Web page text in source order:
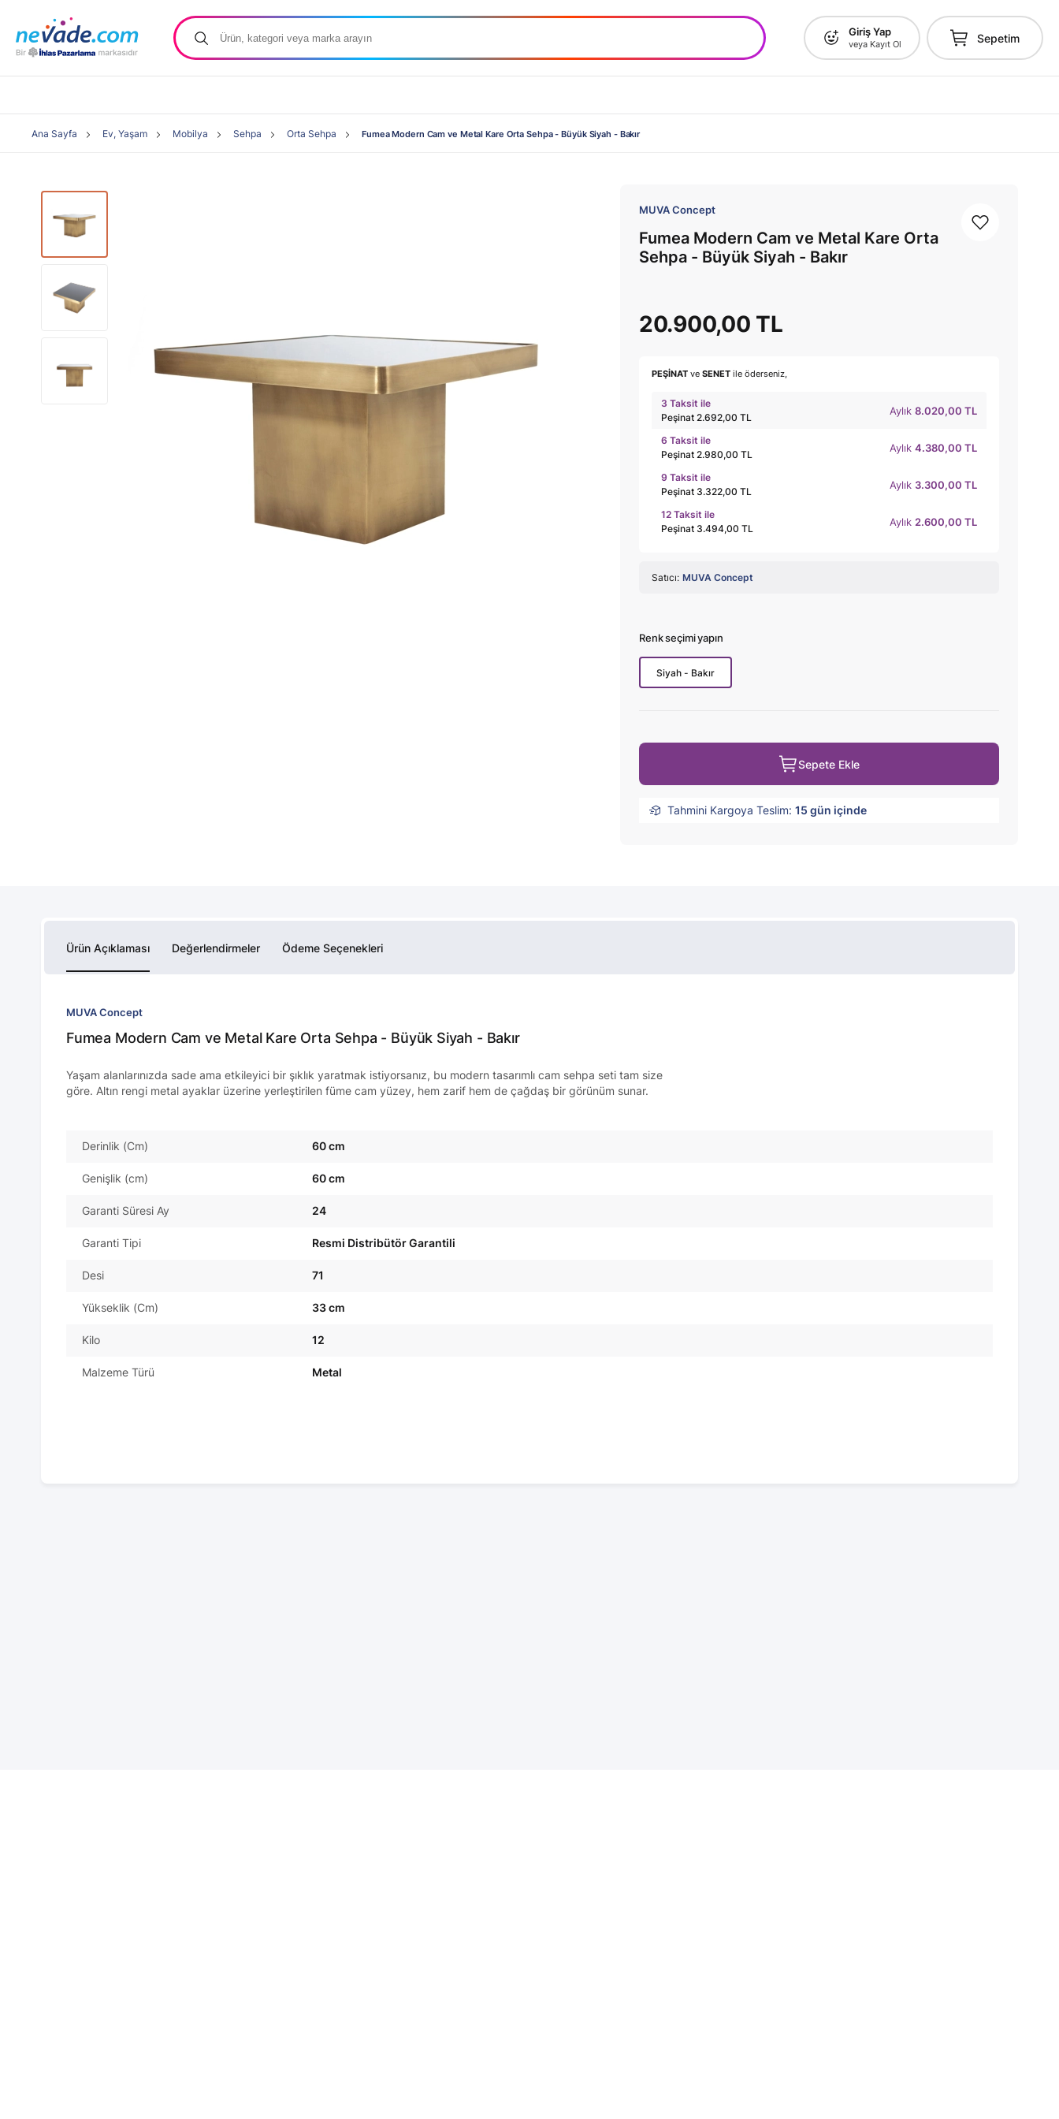
Giriş Yap
veya Kayıt Ol Sepetim
Ana Sayfa Ev, Yaşam Mobilya Sehpa Orta Sehpa Fumea Modern Cam ve Metal Kare Orta Sehpa - Büyük Siyah - Bakır
MUVA Concept
Fumea Modern Cam ve Metal Kare Orta
Sehpa - Büyük Siyah - Bakır
20.900,00 TL
PEŞİNAT ve SENET ile öderseniz,
3 Taksit ile
Peşinat 2.692,00 TL
Aylık 8.020,00 TL
6 Taksit ile
Peşinat 2.980,00 TL
Aylık 4.380,00 TL
9 Taksit ile
Peşinat 3.322,00 TL
Aylık 3.300,00 TL
12 Taksit ile
Peşinat 3.494,00 TL
Aylık 2.600,00 TL
Satıcı: MUVA Concept
Renk seçimi yapın
Siyah - Bakır
Sepete Ekle
Tahmini Kargoya Teslim: 15 gün içinde
Ürün Açıklaması Değerlendirmeler Ödeme Seçenekleri
MUVA Concept
Fumea Modern Cam ve Metal Kare Orta Sehpa - Büyük Siyah - Bakır
Yaşam alanlarınızda sade ama etkileyici bir şıklık yaratmak istiyorsanız, bu modern tasarımlı cam sehpa seti tam size
göre. Altın rengi metal ayaklar üzerine yerleştirilen füme cam yüzey, hem zarif hem de çağdaş bir görünüm sunar.
Derinlik (Cm) 60 cm
Genişlik (cm) 60 cm
Garanti Süresi Ay 24
Garanti Tipi Resmi Distribütör Garantili
Desi 71
Yükseklik (Cm) 33 cm
Kilo 12
Malzeme Türü Metal